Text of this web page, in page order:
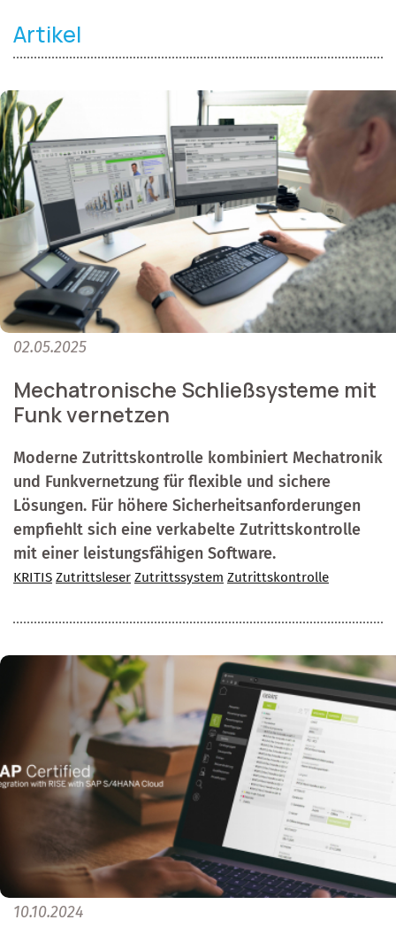
Artikel
02.05.2025
Mechatronische Schließsysteme mit
Funk vernetzen
Moderne Zutrittskontrolle kombiniert Mechatronik
und Funkvernetzung für flexible und sichere
Lösungen. Für höhere Sicherheitsanforderungen
empfiehlt sich eine verkabelte Zutrittskontrolle
mit einer leistungsfähigen Software.
KRITIS Zutrittsleser Zutrittssystem Zutrittskontrolle
10.10.2024